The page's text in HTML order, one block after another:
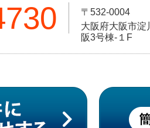
〒532-0004
大阪府大阪市淀
阪3号棟-１F